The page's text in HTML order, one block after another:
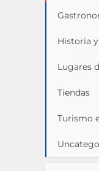
Historia
Lugares
Tiendas
Turismo